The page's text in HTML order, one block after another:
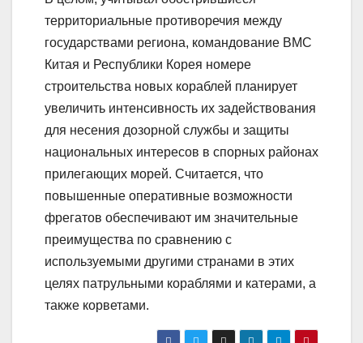
территориальные противоречия между
государствами региона, командование ВМС
Китая и Республики Корея номере
строительства новых кораблей планирует
увеличить интенсивность их задействования
для несения дозорной службы и защиты
национальных интересов в спорных районах
прилегающих морей. Считается, что
повышенные оперативные возможности
фрегатов обеспечивают им значительные
преимущества по сравнению с
используемыми другими странами в этих
целях патрульными кораблями и катерами, а
также корветами.